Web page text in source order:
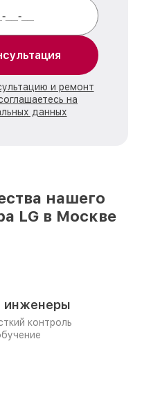
и ремонт
на
данных
нашего
LG в Москве
инженеры
контроль